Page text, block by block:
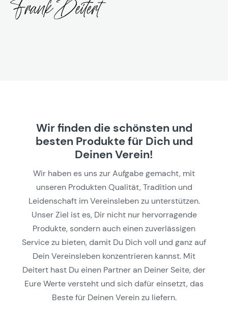
Wir finden die schönsten und
besten Produkte für Dich und
Deinen Verein!
Wir haben es uns zur Aufgabe gemacht, mit
unseren Produkten Qualität, Tradition und
Leidenschaft im Vereinsleben zu unterstützen.
Unser Ziel ist es, Dir nicht nur hervorragende
Produkte, sondern auch einen zuverlässigen
Service zu bieten, damit Du Dich voll und ganz auf
Dein Vereinsleben konzentrieren kannst. Mit
Deitert hast Du einen Partner an Deiner Seite, der
Eure Werte versteht und sich dafür einsetzt, das
Beste für Deinen Verein zu liefern.